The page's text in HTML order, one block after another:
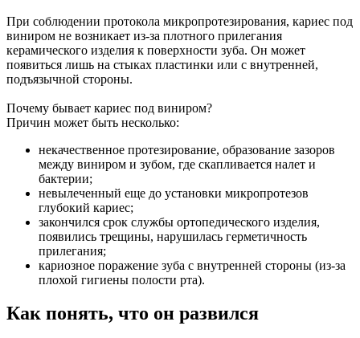
При соблюдении протокола микропротезирования, кариес под
виниром не возникает из-за плотного прилегания
керамического изделия к поверхности зуба. Он может
появиться лишь на стыках пластинки или с внутренней,
подъязычной стороны.
Почему бывает кариес под виниром?
Причин может быть несколько:
некачественное протезирование, образование зазоров
между виниром и зубом, где скапливается налет и
бактерии;
невылеченный еще до установки микропротезов
глубокий кариес;
закончился срок службы ортопедического изделия,
появились трещины, нарушилась герметичность
прилегания;
кариозное поражение зуба с внутренней стороны (из-за
плохой гигиены полости рта).
Как понять, что он развился